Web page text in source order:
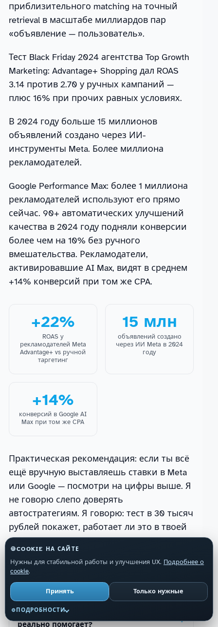
приблизительного matching на точный
retrieval в масштабе миллиардов пар
«объявление — пользователь».
Тест Black Friday 2024 агентства Top Growth
Marketing: Advantage+ Shopping дал ROAS
3.14 против 2.70 у ручных кампаний —
плюс 16% при прочих равных условиях.
В 2024 году больше 15 миллионов
объявлений создано через ИИ-
инструменты Meta. Более миллиона
рекламодателей.
Google Performance Max: более 1 миллиона
рекламодателей используют его прямо
сейчас. 90+ автоматических улучшений
качества в 2024 году подняли конверсии
более чем на 10% без ручного
вмешательства. Рекламодатели,
активировавшие AI Max, видят в среднем
+14% конверсий при том же CPA.
+22%
ROAS у
рекламодателей Meta
Advantage+ vs ручной
таргетинг
15 млн
объявлений создано
через ИИ Meta в 2024
году
+14%
конверсий в Google AI
Max при том же CPA
Практическая рекомендация: если ты всё
ещё вручную выставляешь ставки в Meta
или Google — посмотри на цифры выше. Я
не говорю слепо доверять
автостратегиям. Я говорю: тест в 30 тысяч
рублей покажет, работает ли это в твоей
нише.
Advantage+ заменяет ручной таргетинг
или дополняет его?
Performance Max «съедает» бюджет или
реально помогает?
🍪COOKIE НА САЙТЕ
Нужны для стабильной работы и улучшения UX. Подробнее о
cookie.
Принять Только нужные
⚙ ПОДРОБНОСТИ